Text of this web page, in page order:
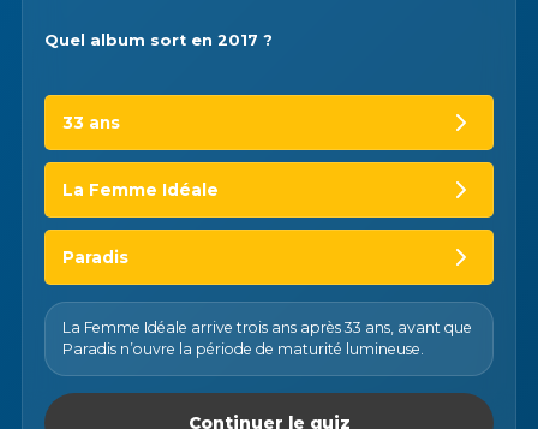
Quel album sort en 2017 ?
33 ans
La Femme Idéale
Paradis
La Femme Idéale arrive trois ans après 33 ans, avant que
Paradis n’ouvre la période de maturité lumineuse.
Continuer le quiz